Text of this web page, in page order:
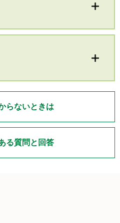
らないときは
る質問と回答